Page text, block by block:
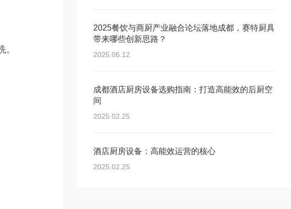
2025餐饮与商厨产业融合论坛落地成都，赛特厨具
带来哪些创新思路？
2025.06.12
成都酒店厨房设备选购指南：打造高能效的后厨空
间
2025.02.25
酒店厨房设备：高能效运营的核心
2025.02.25